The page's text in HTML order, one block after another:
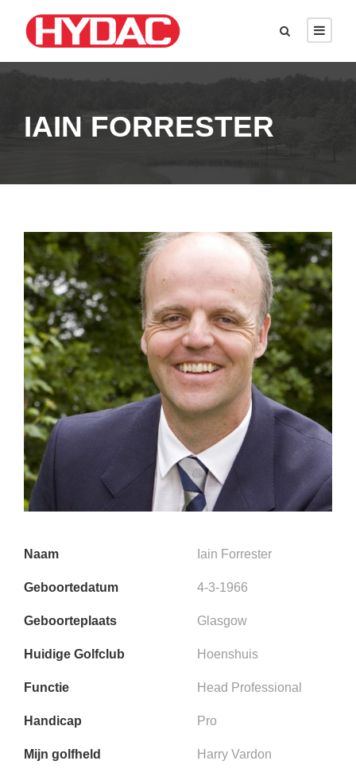
IAIN FORRESTER
Naam Iain Forrester
Geboortedatum 4-3-1966
Geboorteplaats Glasgow
Huidige Golfclub Hoenshuis
Functie Head Professional
Handicap Pro
Mijn golfheld Harry Vardon